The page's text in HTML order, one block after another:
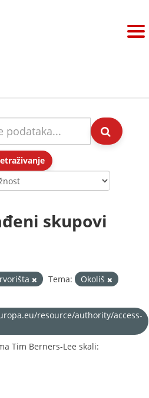
skupovi
Tema:
Okoliš
resource/authority/access-
Tim Berners-Lee skali: